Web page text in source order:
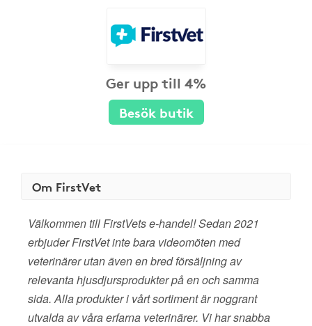
Ger upp till 4%
Besök butik
Om FirstVet
Välkommen till FirstVets e-handel! Sedan 2021
erbjuder FirstVet inte bara videomöten med
veterinärer utan även en bred försäljning av
relevanta hjusdjursprodukter på en och samma
sida. Alla produkter i vårt sortiment är noggrant
utvalda av våra erfarna veterinärer. Vi har snabba